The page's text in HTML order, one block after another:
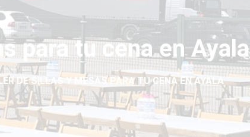
para tu cena en Ayala
DE SILLAS Y MESAS PARA TU CENA EN AYALA